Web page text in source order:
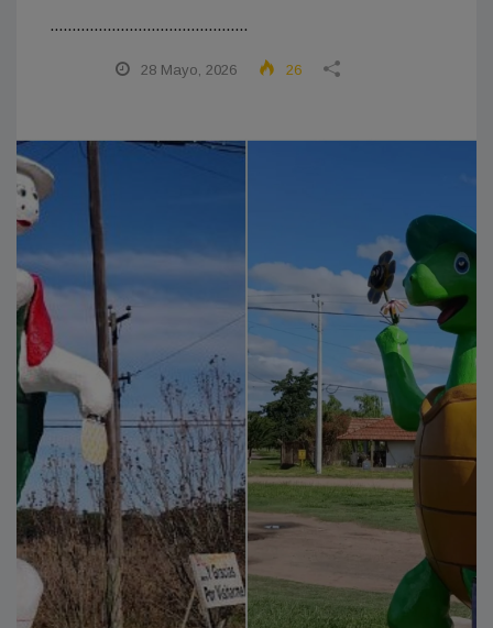
.............................................
28 Mayo, 2026 26